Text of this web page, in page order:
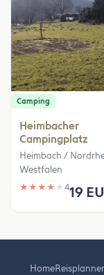
Camping
Heimbacher
Campingplatz
Heimbach /
Westfalen
★ ★ ★ ★ ★ 419
HomeReisplanner